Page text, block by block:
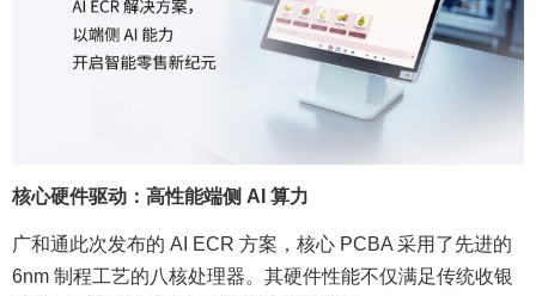
核心硬件驱动：高性能端侧 AI 算力
广和通此次发布的 AI ECR 方案，核心 PCBA 采用了先进的
6nm 制程工艺的八核处理器。其硬件性能不仅满足传统收银